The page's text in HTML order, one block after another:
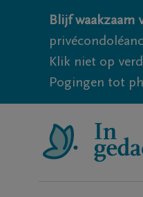
Blijf
Klik niet op
Pogingen tot